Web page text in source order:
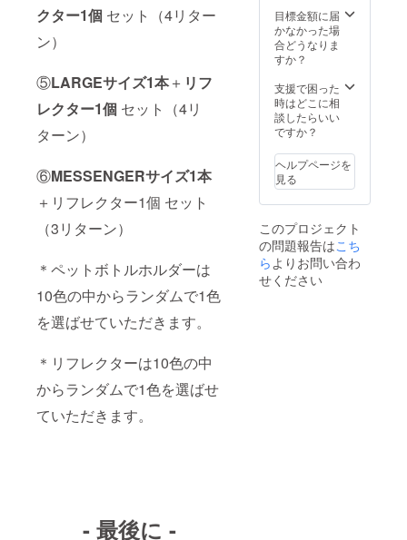
クター1個 セット（4リター
ン）
⑤LARGEサイズ1本＋ リフ
レクター1個 セット（4リ
ターン）
⑥MESSENGERサイズ1本
＋リフレクター1個 セット
（3リターン）
＊ペットボトルホルダーは
10色の中からランダムで1色
を選ばせていただきます。
＊リフレクターは10色の中
からランダムで1色を選ばせ
ていただきます。
- 最後に -
使用部
材の供
給状
上の都
合等に
より出
荷時期
る場合
があり
ます。
売価
格：
7,832円
(税込)
旬～中
旬頃に
順次発
送予定
ネコポ
スでの
お届け
になり
※ご注文
状況、
使用部
材の供
給状
目標金額に届
かなかった場
合どうなりま
すか？
支援で困った
時はどこに相
談したらいい
ですか？
ヘルプページを
見る
このプロジェクト
の問題報告はこち
ら よりお問い合わ
せください